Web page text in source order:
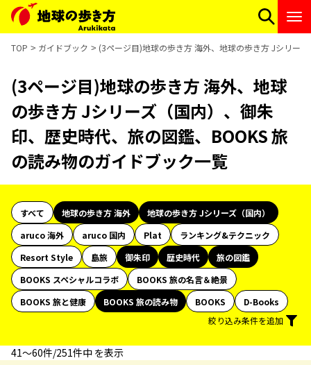
TOP ガイドブック (3ページ目)地球の歩き方 海外、地球の歩き方 Jシリー
(3ページ目)地球の歩き方 海外、地球
の歩き方 Jシリーズ（国内）、御朱
印、歴史時代、旅の図鑑、BOOKS 旅
の読み物のガイドブック一覧
すべて 地球の歩き方 海外
地球の歩き方 Jシリーズ（国内）
aruco 海外
aruco 国内 Plat
ランキング&テクニック
Resort Style
島旅 御朱印 歴史時代
旅の図鑑
BOOKS スペシャルコラボ
BOOKS 旅の名言＆絶景
BOOKS 旅と健康
BOOKS 旅の読み物 BOOKS
D-Books
絞り込み条件を追加
41〜60件/251件中 を表示